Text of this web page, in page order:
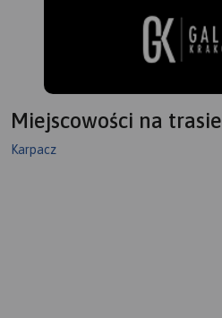
Miejscowości na trasie
Karpacz